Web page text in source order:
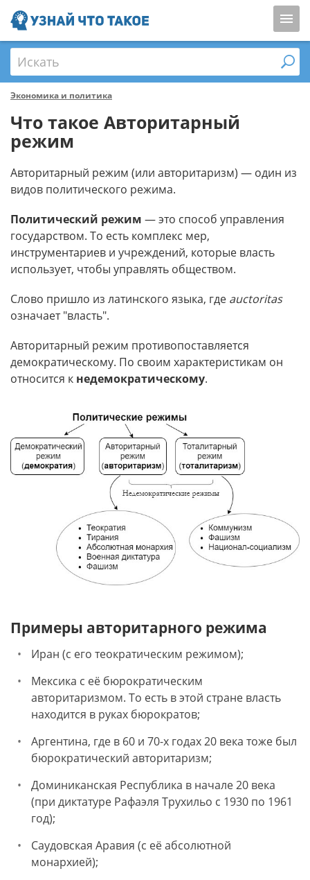
Искать
Экономика и политика
Что такое Авторитарный
режим
Авторитарный режим (или авторитаризм) — один из
видов политического режима.
Политический режим — это способ управления
государством. То есть комплекс мер,
инструментариев и учреждений, которые власть
использует, чтобы управлять обществом.
Слово пришло из латинского языка, где auctoritas
означает "власть".
Авторитарный режим противопоставляется
демократическому. По своим характеристикам он
относится к недемократическому.
Примеры авторитарного режима
Иран (с его теократическим режимом);
Мексика с её бюрократическим
авторитаризмом. То есть в этой стране власть
находится в руках бюрократов;
Аргентина, где в 60 и 70-х годах 20 века тоже был
бюрократический авторитаризм;
Доминиканская Республика в начале 20 века
(при диктатуре Рафаэля Трухильо с 1930 по 1961
год);
Саудовская Аравия (с её абсолютной
монархией);